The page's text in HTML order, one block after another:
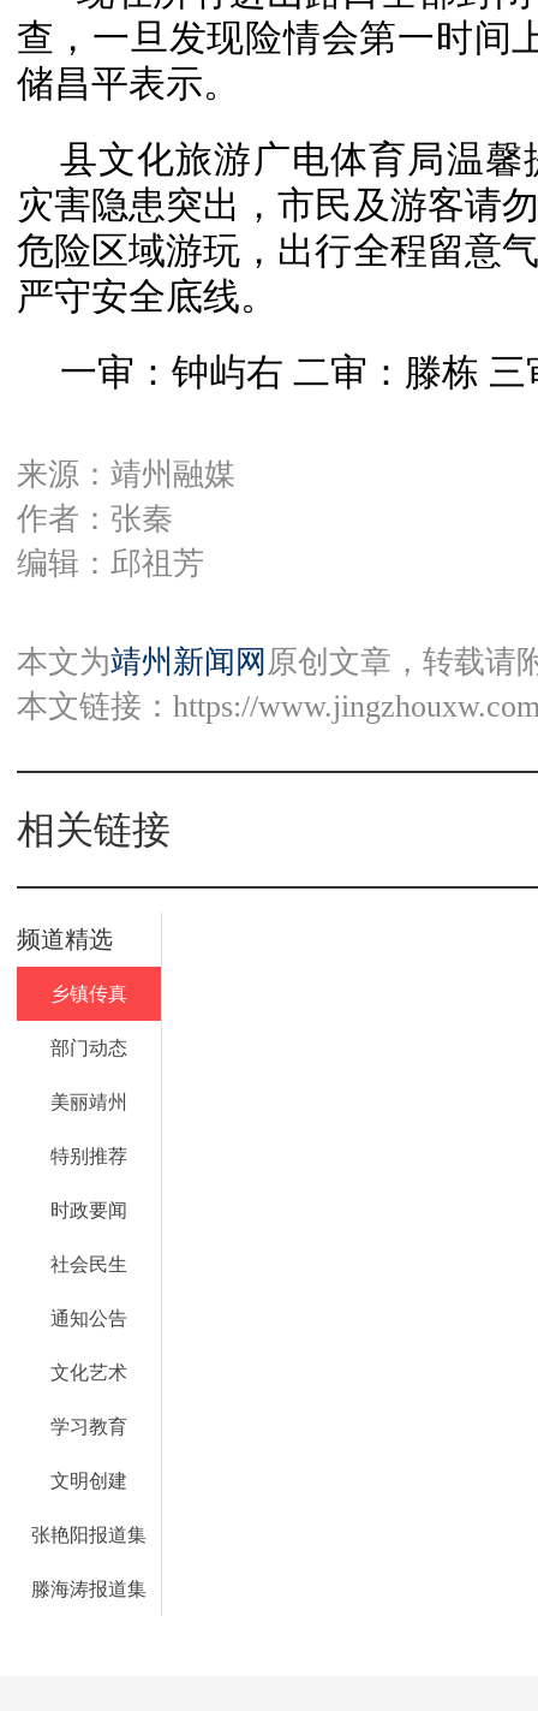
查，一旦发现险情会第一时间
储昌平表示。
县文化旅游广电体育局温
灾害隐患突出，市民及游客请
危险区域游玩，出行全程留意
严守安全底线。
一审：钟屿右 二审：滕栋
来源：靖州融媒
作者：张秦
编辑：邱祖芳
本文为靖州新闻网 原创文章，转载请
本文链接： https://
相关链接
频道精选
乡镇传真
部门动态
美丽靖州
特别推荐
时政要闻
社会民生
通知公告
文化艺术
学习教育
文明创建
张艳阳报道集
滕海涛报道集